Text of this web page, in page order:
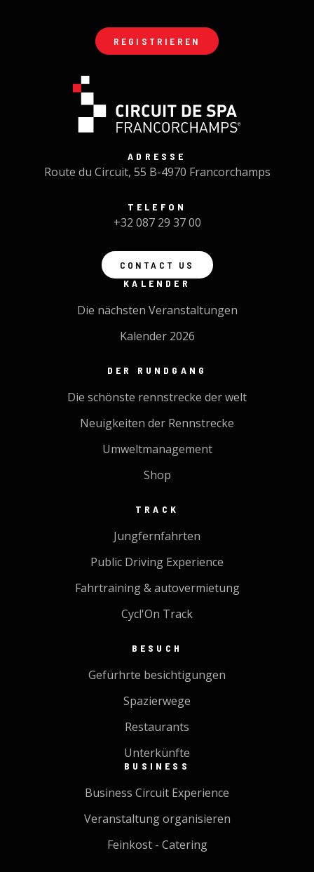
REGISTRIEREN
ADRESSE
Route du Circuit, 55 B-4970 Francorchamps
TELEFON
+32 087 29 37 00
CONTACT US
KALENDER
Die nächsten Veranstaltungen
Kalender 2026
DER RUNDGANG
Die schönste rennstrecke der welt
Neuigkeiten der Rennstrecke
Umweltmanagement
Shop
TRACK
Jungfernfahrten
Public Driving Experience
Fahrtraining & autovermietung
Cycl'On Track
BESUCH
Gefürhrte besichtigungen
Spazierwege
Restaurants
Unterkünfte
BUSINESS
Business Circuit Experience
Veranstaltung organisieren
Feinkost - Catering